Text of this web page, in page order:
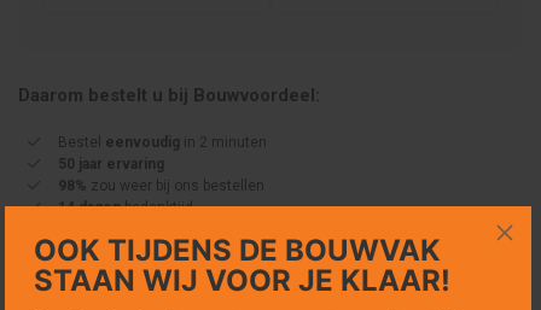
Daarom bestelt u bij Bouwvoordeel:
Bestel eenvoudig in 2 minuten
50 jaar ervaring
98% zou weer bij ons bestellen
14 dagenbedenktijd
OOK TIJDENS DE BOUWVAK
STAAN WIJ VOOR JE KLAAR!